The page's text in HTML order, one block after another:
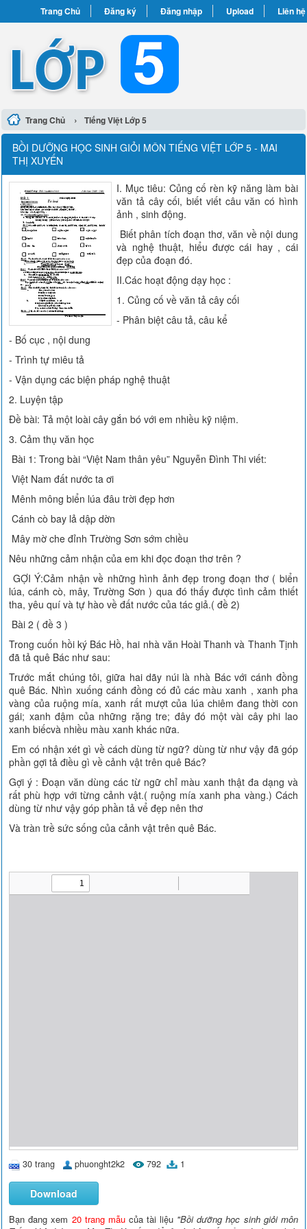
Trang Chủ Đăng ký Đăng nhập Upload Liên hệ
Trang Chủ › Tiếng Việt Lớp 5
BỒI DƯỠNG HỌC SINH GIỎI MÔN TIẾNG VIỆT LỚP 5 - MAI
THỊ XUYẾN
I. Mục tiêu: Củng cố rèn kỹ năng làm bài
văn tả cây cối, biết viết câu văn có hình
ảnh , sinh động.
Biết phân tích đoạn thơ, văn về nội dung
và nghệ thuật, hiểu được cái hay , cái
đẹp của đoạn đó.
II.Các hoạt động dạy học :
1. Củng cố về văn tả cây cối
- Phân biệt câu tả, câu kể
- Bố cục , nội dung
- Trình tự miêu tả
- Vận dụng các biện pháp nghệ thuật
2. Luyện tập
Đề bài: Tả một loài cây gắn bó với em nhiều kỹ niệm.
3. Cảm thụ văn học
Bài 1: Trong bài “Việt Nam thân yêu” Nguyễn Đình Thi viết:
Việt Nam đất nước ta ơi
Mênh mông biển lúa đâu trời đẹp hơn
Cánh cò bay lả dập dờn
Mây mờ che đỉnh Trường Sơn sớm chiều
Nêu những cảm nhận của em khi đọc đoạn thơ trên ?
GỢI Ý:Cảm nhận về những hình ảnh đẹp trong đoạn thơ ( biển
lúa, cánh cò, mây, Trường Sơn ) qua đó thấy được tình cảm thiết
tha, yêu quí và tự hào về đất nước của tác giả.( đề 2)
Bài 2 ( đề 3 )
Trong cuốn hồi ký Bác Hồ, hai nhà văn Hoài Thanh và Thanh Tịnh
đã tả quê Bác như sau:
Trước mắt chúng tôi, giữa hai dãy núi là nhà Bác với cánh đồng
quê Bác. Nhìn xuống cánh đồng có đủ các màu xanh , xanh pha
vàng của ruộng mía, xanh rất mượt của lúa chiêm đang thời con
gái; xanh đậm của những rặng tre; đây đó một vài cây phi lao
xanh biếcvà nhiều màu xanh khác nữa.
Em có nhận xét gì về cách dùng từ ngữ? dùng từ như vậy đã góp
phần gợi tả điều gì về cảnh vật trên quê Bác?
Gợi ý : Đoạn văn dùng các từ ngữ chỉ màu xanh thật đa dạng và
rất phù hợp với từng cảnh vật.( ruộng mía xanh pha vàng.) Cách
dùng từ như vậy góp phần tả vể đẹp nên thơ
Và tràn trề sức sống của cảnh vật trên quê Bác.
30 trang phuonght2k2 792 1
Download
Bạn đang xem 20 trang mẫucủa tài liệu "Bồi dưỡng học sinh giỏi môn